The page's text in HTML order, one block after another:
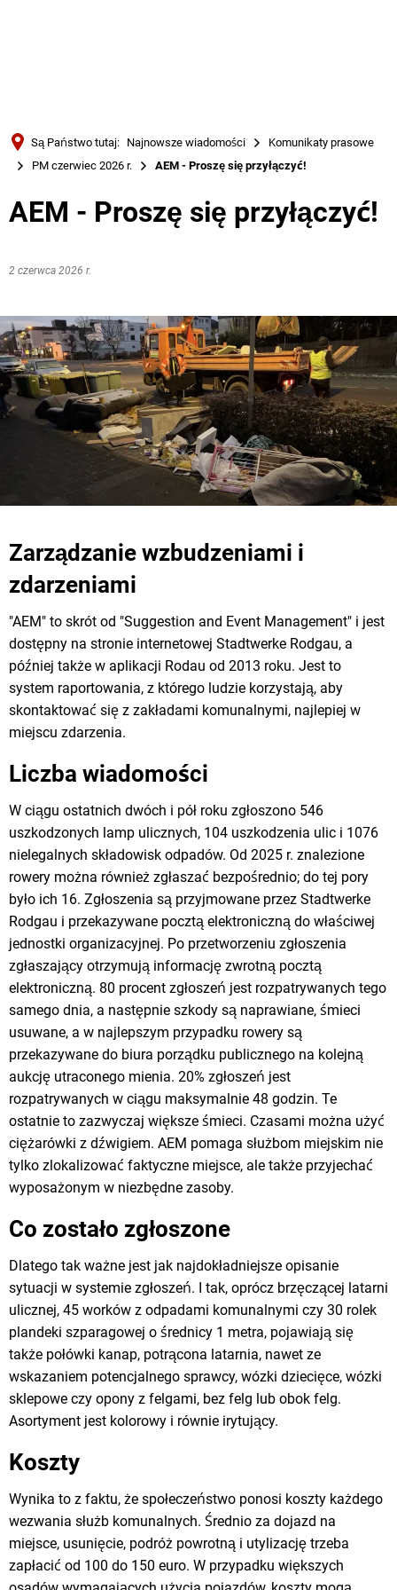
Русский
Są Państwo tutaj: Najnowsze wiadomości
Komunikaty prasowe
PM czerwiec 2026 r.
AEM - Proszę się przyłączyć!
AEM - Proszę się przyłączyć!
2 czerwca 2026 r.
Zarządzanie wzbudzeniami i
zdarzeniami
"AEM" to skrót od "Suggestion and Event Management" i jest
dostępny na stronie internetowej Stadtwerke Rodgau, a
później także w aplikacji Rodau od 2013 roku. Jest to
system raportowania, z którego ludzie korzystają, aby
skontaktować się z zakładami komunalnymi, najlepiej w
miejscu zdarzenia.
Liczba wiadomości
W ciągu ostatnich dwóch i pół roku zgłoszono 546
uszkodzonych lamp ulicznych, 104 uszkodzenia ulic i 1076
nielegalnych składowisk odpadów. Od 2025 r. znalezione
rowery można również zgłaszać bezpośrednio; do tej pory
było ich 16. Zgłoszenia są przyjmowane przez Stadtwerke
Rodgau i przekazywane pocztą elektroniczną do właściwej
jednostki organizacyjnej. Po przetworzeniu zgłoszenia
zgłaszający otrzymują informację zwrotną pocztą
elektroniczną. 80 procent zgłoszeń jest rozpatrywanych tego
samego dnia, a następnie szkody są naprawiane, śmieci
usuwane, a w najlepszym przypadku rowery są
przekazywane do biura porządku publicznego na kolejną
aukcję utraconego mienia. 20% zgłoszeń jest
rozpatrywanych w ciągu maksymalnie 48 godzin. Te
ostatnie to zazwyczaj większe śmieci. Czasami można użyć
ciężarówki z dźwigiem. AEM pomaga służbom miejskim nie
tylko zlokalizować faktyczne miejsce, ale także przyjechać
wyposażonym w niezbędne zasoby.
Co zostało zgłoszone
Dlatego tak ważne jest jak najdokładniejsze opisanie
sytuacji w systemie zgłoszeń. I tak, oprócz brzęczącej latarni
ulicznej, 45 worków z odpadami komunalnymi czy 30 rolek
plandeki szparagowej o średnicy 1 metra, pojawiają się
także połówki kanap, potrącona latarnia, nawet ze
wskazaniem potencjalnego sprawcy, wózki dziecięce, wózki
sklepowe czy opony z felgami, bez felg lub obok felg.
Asortyment jest kolorowy i równie irytujący.
Koszty
Wynika to z faktu, że społeczeństwo ponosi koszty każdego
wezwania służb komunalnych. Średnio za dojazd na
miejsce, usunięcie, podróż powrotną i utylizację trzeba
zapłacić od 100 do 150 euro. W przypadku większych